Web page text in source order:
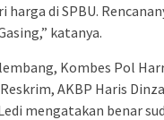
harga di SPBU.
katanya.
Kombes Pol
AKBP Haris
mengatakan benar